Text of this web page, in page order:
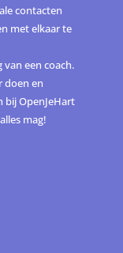
contacten
met elkaar te
een coach.
doen en
bij OpenJeHart
mag!